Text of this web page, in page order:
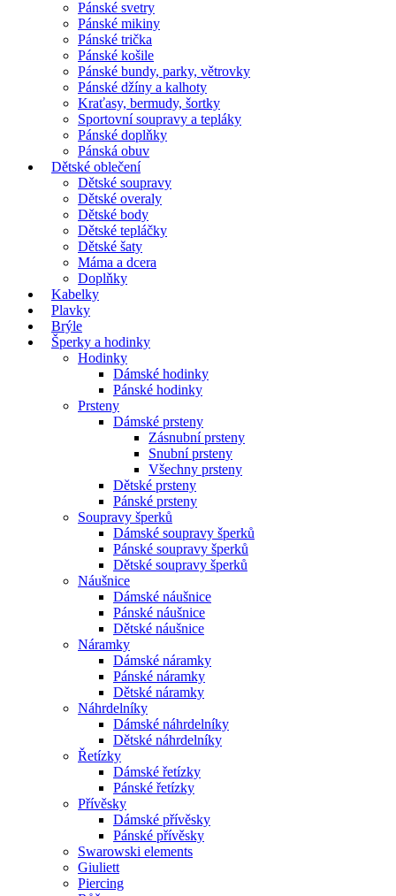
Pánské svetry
Pánské mikiny
Pánské trička
Pánské košile
Pánské bundy, parky, větrovky
Pánské džíny a kalhoty
Kraťasy, bermudy, šortky
Sportovní soupravy a tepláky
Pánské doplňky
Pánská obuv
Dětské oblečení
Dětské soupravy
Dětské overaly
Dětské body
Dětské tepláčky
Dětské šaty
Máma a dcera
Doplňky
Kabelky
Plavky
Brýle
Šperky a hodinky
Hodinky
Dámské hodinky
Pánské hodinky
Prsteny
Dámské prsteny
Zásnubní prsteny
Snubní prsteny
Všechny prsteny
Dětské prsteny
Pánské prsteny
Soupravy šperků
Dámské soupravy šperků
Pánské soupravy šperků
Dětské soupravy šperků
Náušnice
Dámské náušnice
Pánské náušnice
Dětské náušnice
Náramky
Dámské náramky
Pánské náramky
Dětské náramky
Náhrdelníky
Dámské náhrdelníky
Dětské náhrdelníky
Řetízky
Dámské řetízky
Pánské řetízky
Přívěsky
Dámské přívěsky
Pánské přívěsky
Swarowski elements
Giuliett
Piercing